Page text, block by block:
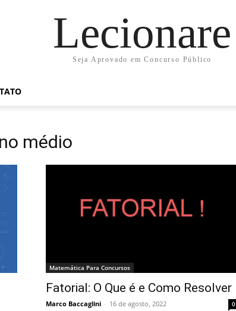
Lecionare
Seja Aprovado em Concurso Público
médio
Matemática Para Concursos
Fatorial: O Que é e Como Resolver
Marco Baccaglini - 16 de agosto, 2022 0